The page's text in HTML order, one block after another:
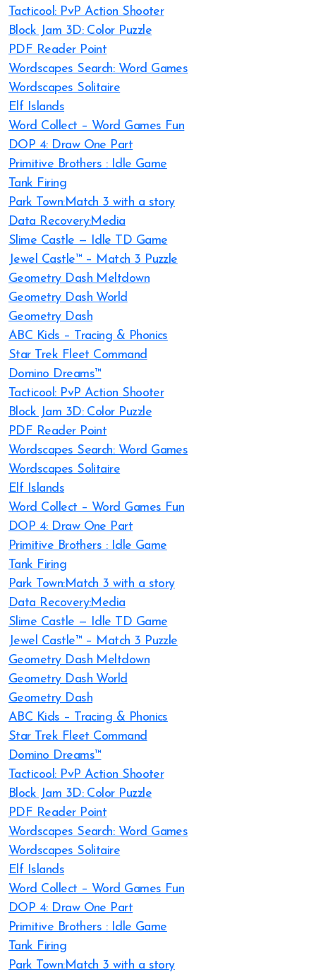
Tacticool: PvP Action Shooter
Block Jam 3D: Color Puzzle
PDF Reader Point
Wordscapes Search: Word Games
Wordscapes Solitaire
Elf Islands
Word Collect – Word Games Fun
DOP 4: Draw One Part
Primitive Brothers : Idle Game
Tank Firing
Park Town:Match 3 with a story
Data Recovery:Media
Slime Castle — Idle TD Game
Jewel Castle™ – Match 3 Puzzle
Geometry Dash Meltdown
Geometry Dash World
Geometry Dash
ABC Kids – Tracing & Phonics
Star Trek Fleet Command
Domino Dreams™
Tacticool: PvP Action Shooter
Block Jam 3D: Color Puzzle
PDF Reader Point
Wordscapes Search: Word Games
Wordscapes Solitaire
Elf Islands
Word Collect – Word Games Fun
DOP 4: Draw One Part
Primitive Brothers : Idle Game
Tank Firing
Park Town:Match 3 with a story
Data Recovery:Media
Slime Castle — Idle TD Game
Jewel Castle™ – Match 3 Puzzle
Geometry Dash Meltdown
Geometry Dash World
Geometry Dash
ABC Kids – Tracing & Phonics
Star Trek Fleet Command
Domino Dreams™
Tacticool: PvP Action Shooter
Block Jam 3D: Color Puzzle
PDF Reader Point
Wordscapes Search: Word Games
Wordscapes Solitaire
Elf Islands
Word Collect – Word Games Fun
DOP 4: Draw One Part
Primitive Brothers : Idle Game
Tank Firing
Park Town:Match 3 with a story